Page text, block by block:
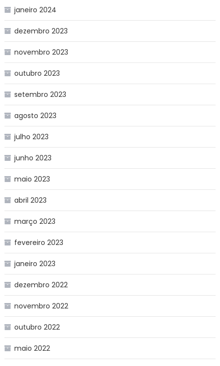
janeiro 2024
dezembro 2023
novembro 2023
outubro 2023
setembro 2023
agosto 2023
julho 2023
junho 2023
maio 2023
abril 2023
março 2023
fevereiro 2023
janeiro 2023
dezembro 2022
novembro 2022
outubro 2022
maio 2022